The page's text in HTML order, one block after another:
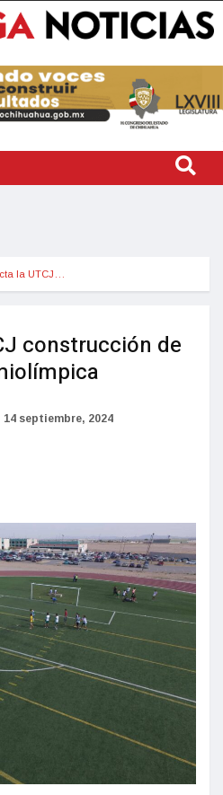
la UTCJ…
construcción de
14 septiembre, 2024